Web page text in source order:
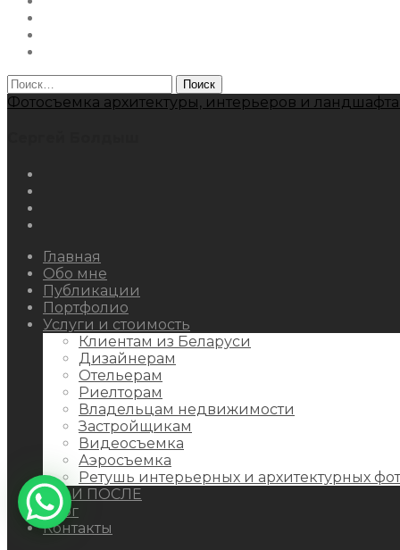
Найти:
Фотосъемка архитектуры, интерьеров и
Главная
Обо мне
Публикации
Портфолио
Услуги и стоимость
Клиентам из Беларуси
Дизайнерам
Отельерам
Риелторам
Владельцам недвижимости
Застройщикам
Видеосъемка
Аэросъемка
Ретушь интерьерных и архитектурных
ДО И ПОСЛЕ
Блог
Контакты